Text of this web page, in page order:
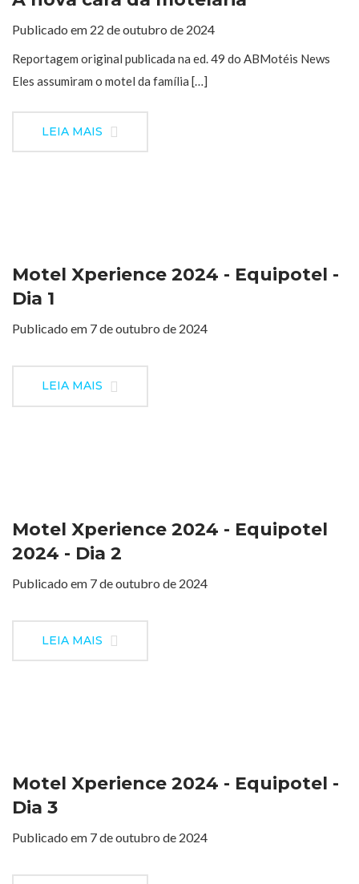
Publicado em 22 de outubro de 2024
Reportagem original publicada na ed. 49 do ABMotéis News
Eles assumiram o motel da família […]
LEIA MAIS
Motel Xperience 2024 - Equipotel -
Dia 1
Publicado em 7 de outubro de 2024
LEIA MAIS
Motel Xperience 2024 - Equipotel
2024 - Dia 2
Publicado em 7 de outubro de 2024
LEIA MAIS
Motel Xperience 2024 - Equipotel -
Dia 3
Publicado em 7 de outubro de 2024